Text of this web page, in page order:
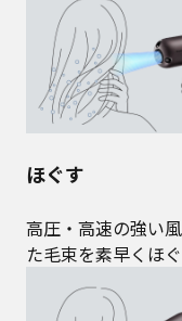
ほぐす
高圧・高速の強い
た毛束を素早くほぐ